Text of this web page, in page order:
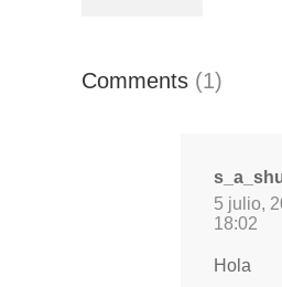
Comments (1)
5 julio,
18:02
Hola